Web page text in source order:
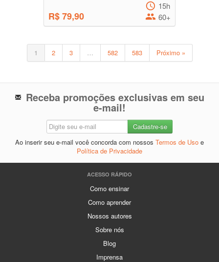
R$ 79,90
15h
60+
1 2 3 … 582 583 Próximo »
Receba promoções exclusivas em seu
e-mail!
Ao inserir seu e-mail você concorda com nossos Termos de Uso e
Política de Privacidade
ACESSO RÁPIDO
Como ensinar
Como aprender
Nossos autores
Sobre nós
Blog
Imprensa